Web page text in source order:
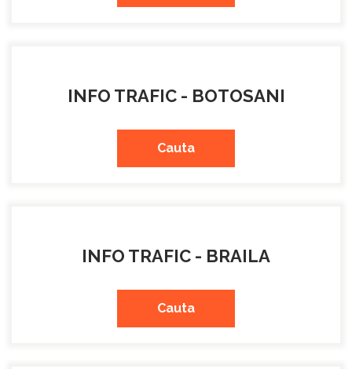
INFO TRAFIC - BOTOSANI
Cauta
INFO TRAFIC - BRAILA
Cauta